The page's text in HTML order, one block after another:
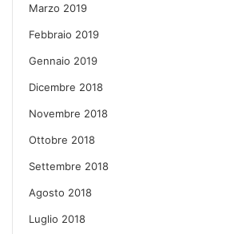
Marzo 2019
Febbraio 2019
Gennaio 2019
Dicembre 2018
Novembre 2018
Ottobre 2018
Settembre 2018
Agosto 2018
Luglio 2018